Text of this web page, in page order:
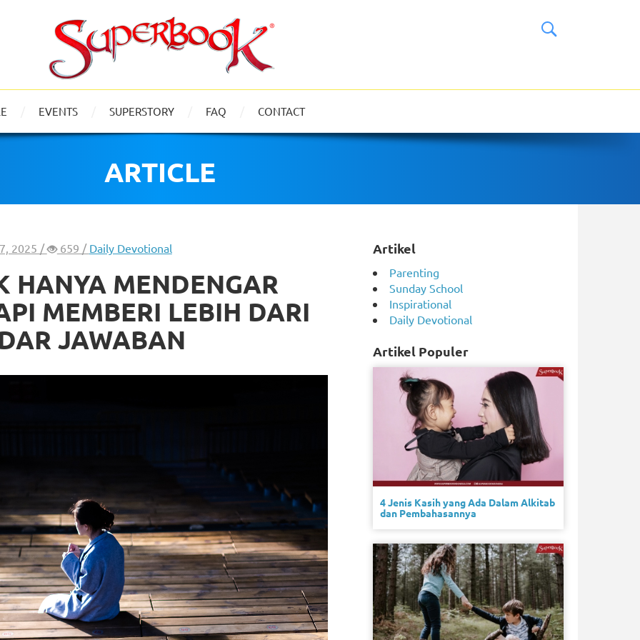
EVENTS SUPERSTORY FAQ CONTACT
ARTICLE
2025 / 659 / Daily Devotional
HANYA MENDENGAR
MEMBERI LEBIH DARI
JAWABAN
Artikel
Parenting
Sunday School
Inspirational
Daily Devotional
Artikel Populer
4 Jenis Kasih yang Ada Dalam Alkitab
dan Pembahasannya